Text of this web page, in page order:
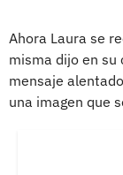
Ahora Laura se
misma dijo en su
mensaje
una imagen que